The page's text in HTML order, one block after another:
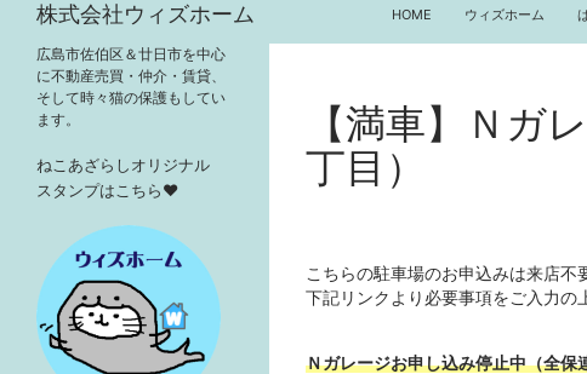
株式会社ウィズホーム HOME ウィズホーム
【満車】Ｎガ
丁目）
こちらの駐車場のお申込みは来店不
下記リンクより必要事項をご入力の
Ｎガレージお申し込み停止中（全保
広島市佐伯区＆廿日市を中心
に不動産売買・仲介・賃貸、
そして時々猫の保護もしてい
ます。
ねこあざらしオリジナル
スタンプはこちら♥